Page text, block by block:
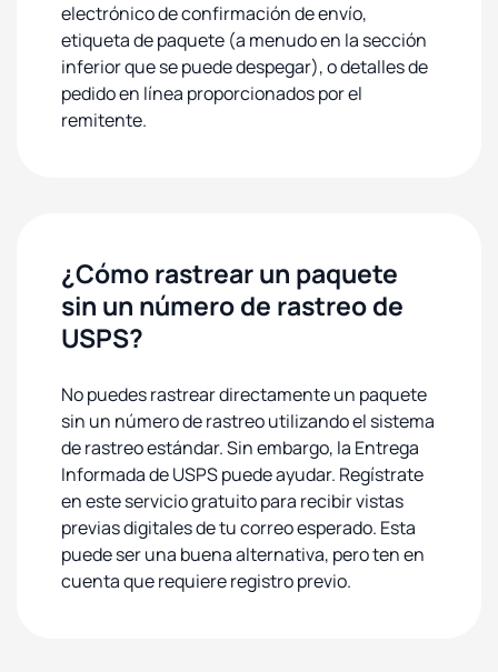
electrónico de confirmación de envío,
etiqueta de paquete (a menudo en la sección
inferior que se puede despegar), o detalles de
pedido en línea proporcionados por el
remitente.
¿Cómo rastrear un paquete
sin un número de rastreo de
USPS?
No puedes rastrear directamente un paquete
sin un número de rastreo utilizando el sistema
de rastreo estándar. Sin embargo, la Entrega
Informada de USPS puede ayudar. Regístrate
en este servicio gratuito para recibir vistas
previas digitales de tu correo esperado. Esta
puede ser una buena alternativa, pero ten en
cuenta que requiere registro previo.